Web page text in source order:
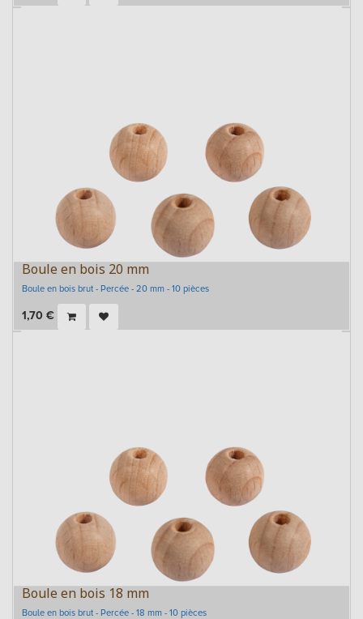
Boule en bois 20 mm
Boule en bois brut - Percée - 20 mm - 10 pièces
1,70 €
Boule en bois 18 mm
Boule en bois brut - Percée - 18 mm - 10 pièces